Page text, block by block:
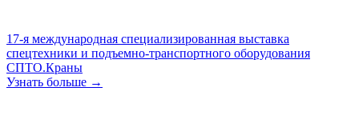
17-я международная специализированная выставка
спецтехники и подъемно-транспортного оборудования
СПТО.Краны
Узнать больше →